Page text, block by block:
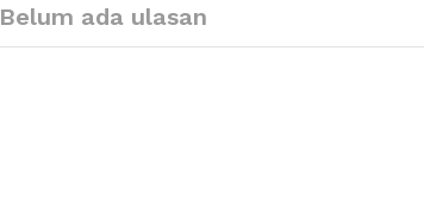
Belum ada ulasan